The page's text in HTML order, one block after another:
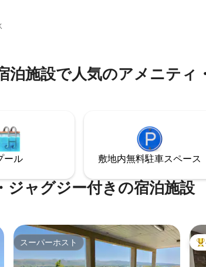
泊施設で人気のアメニティ
ール 敷地内無料駐⁠車ス⁠ペ⁠ー⁠ス
ジャグジー付きの宿泊施設
スーパーホスト
スーパーホスト